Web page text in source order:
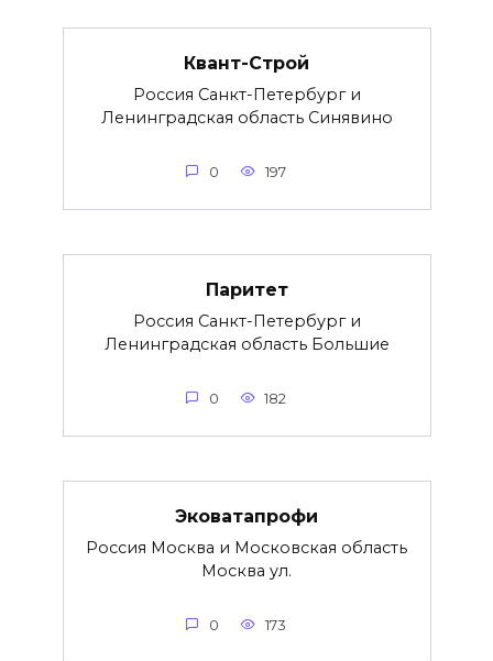
Квант-Строй
Россия Санкт-Петербург и
Ленинградская область Синявино
0 197
Паритет
Россия Санкт-Петербург и
Ленинградская область Большие
0 182
Эковатапрофи
Россия Москва и Московская область
Москва ул.
0 173